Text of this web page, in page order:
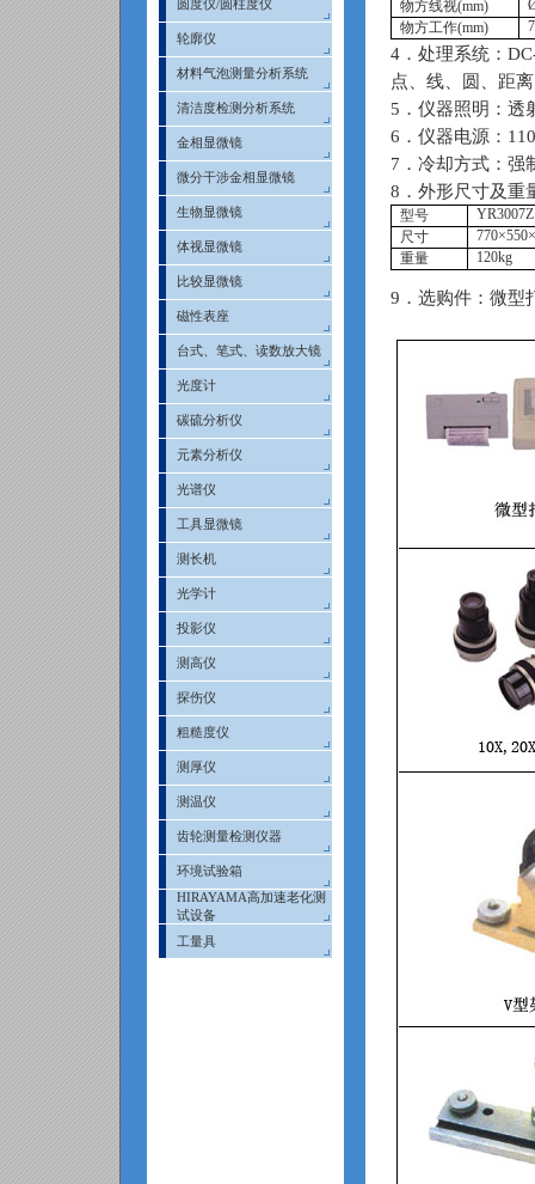
圆度仪/圆柱度仪
轮廓仪
材料气泡测量分析系统
清洁度检测分析系统
金相显微镜
微分干涉金相显微镜
生物显微镜
体视显微镜
比较显微镜
磁性表座
台式、笔式、读数放大镜
光度计
碳硫分析仪
元素分析仪
光谱仪
工具显微镜
测长机
光学计
投影仪
测高仪
探伤仪
粗糙度仪
测厚仪
测温仪
齿轮测量检测仪器
环境试验箱
HIRAYAMA高加速老化测
试设备
工量具
物方线视(mm)
物方工作(mm)
4．处理系统：
点、线、圆、距
5 ．仪器照明：
6 ．仪器电源：
7 ．冷却方式：强
8 ．外形尺寸及重
型号
YR3007Z
尺寸
770×550×
重量
120kg
9 ．选购件：微型